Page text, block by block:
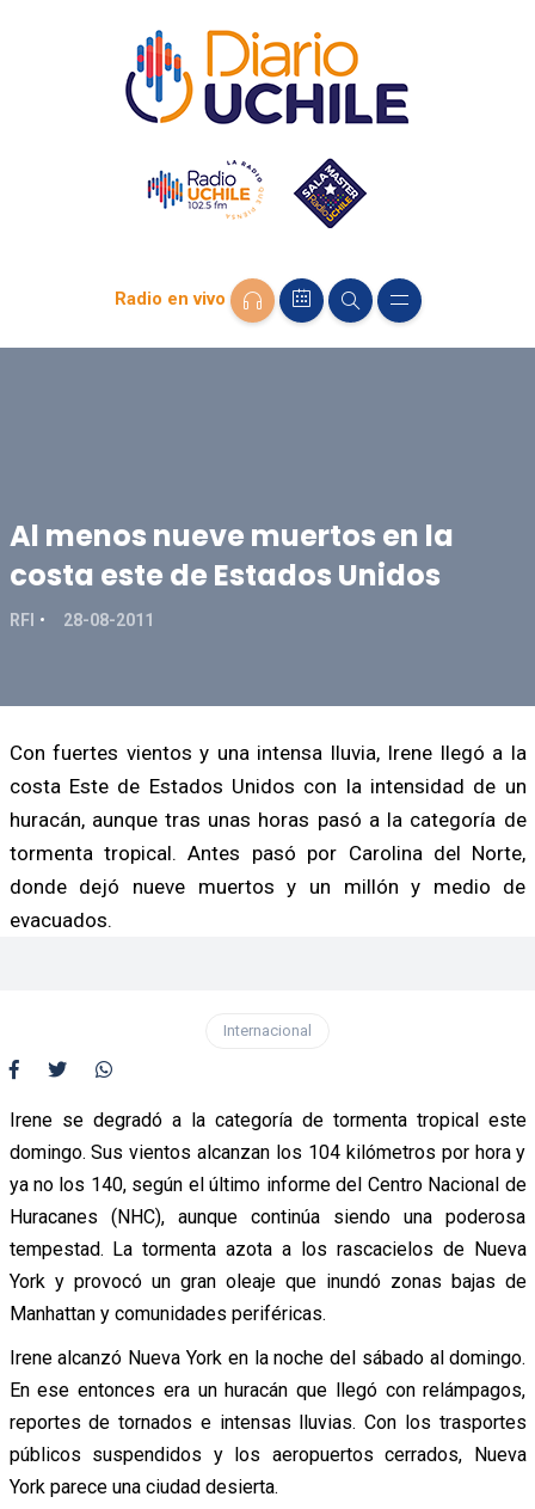
Radio en vivo
Al menos nueve muertos en la
costa este de Estados Unidos
RFI 28-08-2011
Con fuertes vientos y una intensa lluvia, Irene llegó a la
costa Este de Estados Unidos con la intensidad de un
huracán, aunque tras unas horas pasó a la categoría de
tormenta tropical. Antes pasó por Carolina del Norte,
donde dejó nueve muertos y un millón y medio de
evacuados.
Internacional
Irene se degradó a la categoría de tormenta tropical este
domingo. Sus vientos alcanzan los 104 kilómetros por hora y
ya no los 140, según el último informe del Centro Nacional de
Huracanes (NHC), aunque continúa siendo una poderosa
tempestad. La tormenta azota a los rascacielos de Nueva
York y provocó un gran oleaje que inundó zonas bajas de
Manhattan y comunidades periféricas.
Irene alcanzó Nueva York en la noche del sábado al domingo.
En ese entonces era un huracán que llegó con relámpagos,
reportes de tornados e intensas lluvias. Con los trasportes
públicos suspendidos y los aeropuertos cerrados, Nueva
York parece una ciudad desierta.